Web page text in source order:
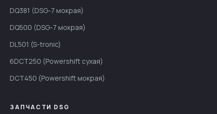
DQ381 (DSG-7 мокрая)
DQ500 (DSG-7 мокрая)
DL501 (S-tronic)
6DCT250 (Powershift сухая)
DCT450 (Powershift мокрая)
ЗАПЧАСТИ DSG